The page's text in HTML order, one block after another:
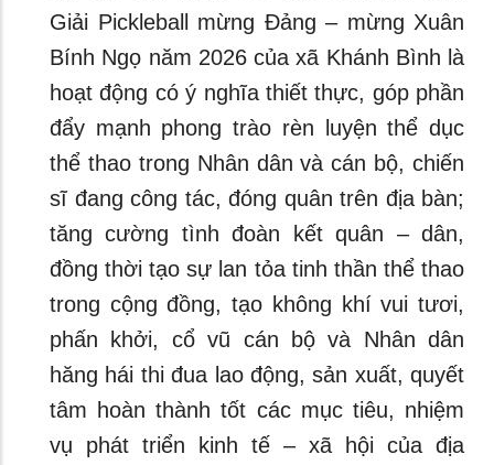
Giải Pickleball mừng Đảng – mừng Xuân
Bính Ngọ năm 2026 của xã Khánh Bình là
hoạt động có ý nghĩa thiết thực, góp phần
đẩy mạnh phong trào rèn luyện thể dục
thể thao trong Nhân dân và cán bộ, chiến
sĩ đang công tác, đóng quân trên địa bàn;
tăng cường tình đoàn kết quân – dân,
đồng thời tạo sự lan tỏa tinh thần thể thao
trong cộng đồng, tạo không khí vui tươi,
phấn khởi, cổ vũ cán bộ và Nhân dân
hăng hái thi đua lao động, sản xuất, quyết
tâm hoàn thành tốt các mục tiêu, nhiệm
vụ phát triển kinh tế – xã hội của địa